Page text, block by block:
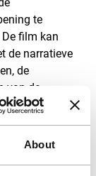
About
te
film kan
de narratieve
de
van de